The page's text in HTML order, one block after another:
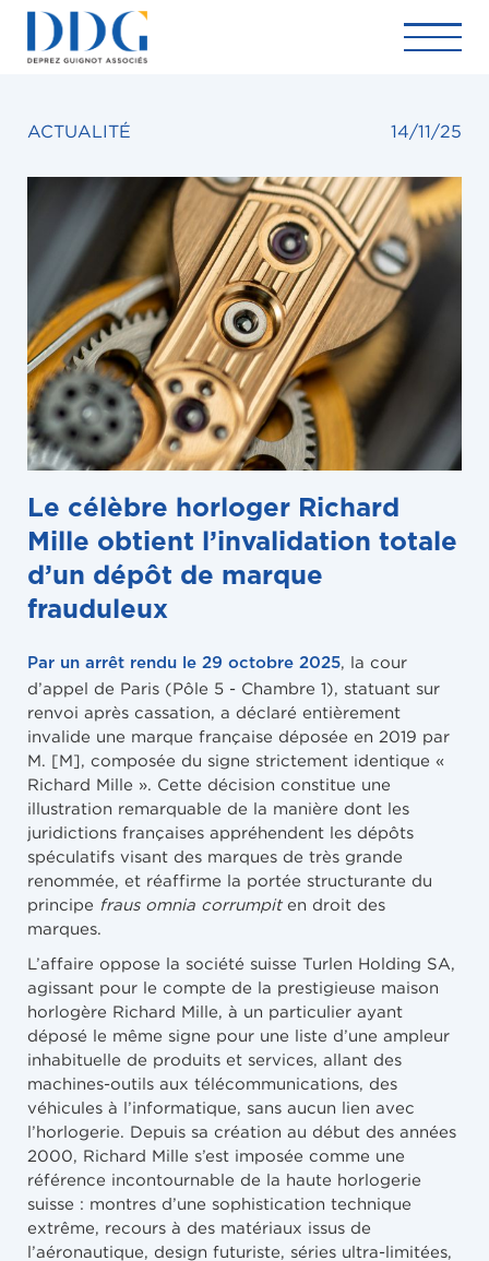
ACTUALITÉ 14/11/25
Le célèbre horloger Richard
Mille obtient l’invalidation totale
d’un dépôt de marque
frauduleux
Par un arrêt rendu le 29 octobre 2025 , la cour
d’appel de Paris (Pôle 5 - Chambre 1), statuant sur
renvoi après cassation, a déclaré entièrement
invalide une marque française déposée en 2019 par
M. [M], composée du signe strictement identique «
Richard Mille ». Cette décision constitue une
illustration remarquable de la manière dont les
juridictions françaises appréhendent les dépôts
spéculatifs visant des marques de très grande
renommée, et réaffirme la portée structurante du
principe fraus omnia corrumpiten droit des
marques.
L’affaire oppose la société suisse Turlen Holding SA,
agissant pour le compte de la prestigieuse maison
horlogère Richard Mille, à un particulier ayant
déposé le même signe pour une liste d’une ampleur
inhabituelle de produits et services, allant des
machines-outils aux télécommunications, des
véhicules à l’informatique, sans aucun lien avec
l’horlogerie. Depuis sa création au début des années
2000, Richard Mille s’est imposée comme une
référence incontournable de la haute horlogerie
suisse : montres d’une sophistication technique
extrême, recours à des matériaux issus de
l’aéronautique, design futuriste, séries ultra-limitées,